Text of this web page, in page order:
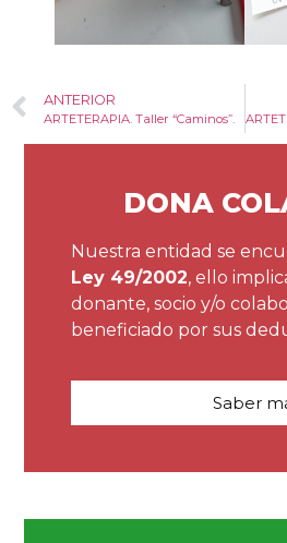
ANTERIOR
ARTETERAPIA. Taller “Caminos”.
DONA
Nuestra entidad se
Ley 49/2002, ello
donante, socio y/o
beneficiado por sus
Saber